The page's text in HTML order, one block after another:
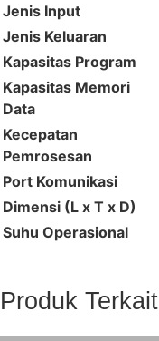
Jenis Input
Jenis Keluaran
Kapasitas Program
Kapasitas Memori
Data
Kecepatan
Pemrosesan
Port Komunikasi
Dimensi (L x T x D)
Suhu Operasional
Produk Terkait